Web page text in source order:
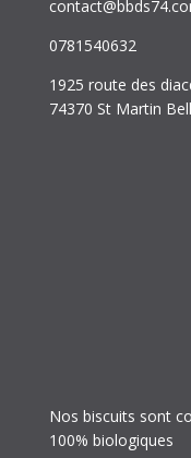
0781540632
1925 route des
74370 St Martin
Nos biscuits sont
100% biologiques